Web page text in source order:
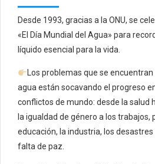
Desde 1993, gracias a la ONU, se
«El Día Mundial del Agua» para
líquido esencial para la vida.
Los problemas que se encuentran
agua están socavando el progreso
conflictos de mundo: desde la salud
la igualdad de género a los trabajos,
educación, la industria, los
falta de paz.